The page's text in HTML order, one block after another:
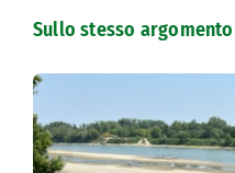
Sullo stesso argomento